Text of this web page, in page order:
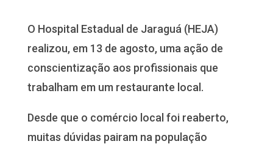
O Hospital Estadual de Jaraguá (HEJA)
realizou, em 13 de agosto, uma ação de
conscientização aos profissionais que
trabalham em um restaurante local.
Desde que o comércio local foi reaberto,
muitas dúvidas pairam na população